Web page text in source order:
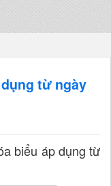
từ ngày
biểu áp dụng từ